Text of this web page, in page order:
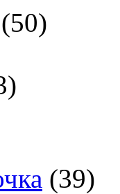
(50)
(39)